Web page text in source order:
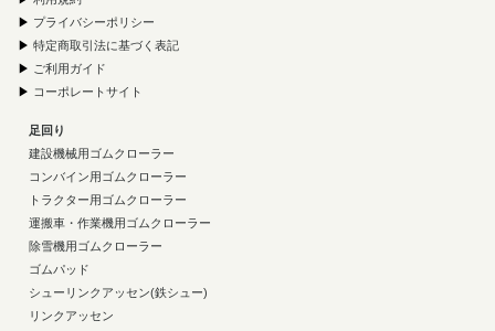
▶ プライバシーポリシー
▶ 特定商取引法に基づく表記
▶ ご利用ガイド
▶ コーポレートサイト
足回り
建設機械用ゴムクローラー
コンバイン用ゴムクローラー
トラクター用ゴムクローラー
運搬車・作業機用ゴムクローラー
除雪機用ゴムクローラー
ゴムパッド
シューリンクアッセン(鉄シュー)
リンクアッセン